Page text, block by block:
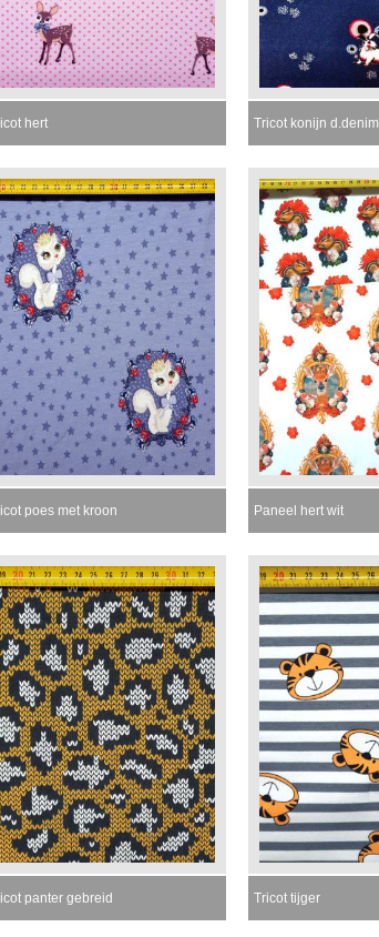
hert Tricot konijn d.denim
poes met kroon Paneel hert wit
panter gebreid Tricot tijger